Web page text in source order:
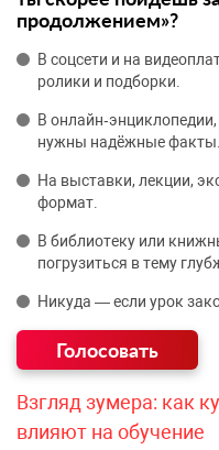
продолжением»?
В соцсети и на
ролики и подборки.
В
нужны надёжные факты.
На выставки, лекции,
формат.
В библиотеку или
погрузиться в тему
Никуда — если урок
Взгляд зумера: как
влияют на обучение